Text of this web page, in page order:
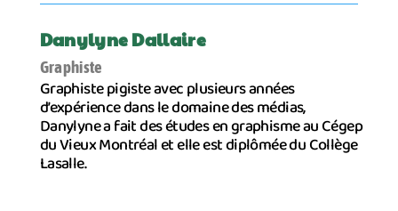
Danylyne Dallaire
Graphiste
Graphiste pigiste avec plusieurs années
d’expérience dans le domaine des médias,
Danylyne a fait des études en graphisme au Cégep
du Vieux Montréal et elle est diplômée du Collège
Lasalle.